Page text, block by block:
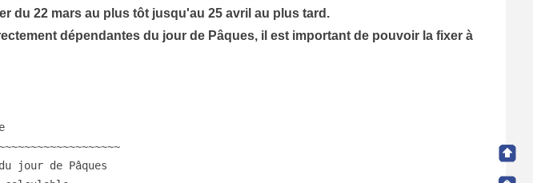
du 22 mars au plus tôt jusqu'au 25 avril au plus tard.
dépendantes du jour de Pâques, il est important de pouvoir la fixer à